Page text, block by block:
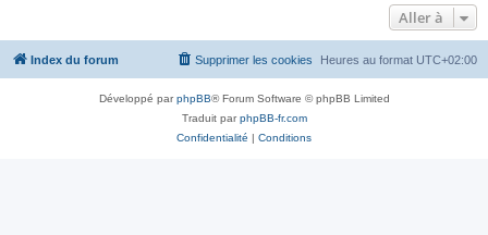
Aller à
Index du forum Heures au format UTC+02:00
Supprimer les cookies
Développé parphpBB® Forum Software © phpBB Limited
Traduit parphpBB-fr.com
Confidentialité | Conditions